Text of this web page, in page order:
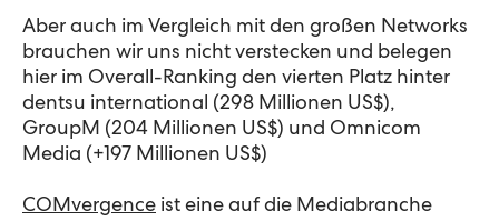
Aber auch im Vergleich mit den großen Networks
brauchen wir uns nicht verstecken und belegen
hier im Overall-Ranking den vierten Platz hinter
dentsu international (298 Millionen US$),
GroupM (204 Millionen US$) und Omnicom
Media (+197 Millionen US$)
COMvergence ist eine auf die Mediabranche